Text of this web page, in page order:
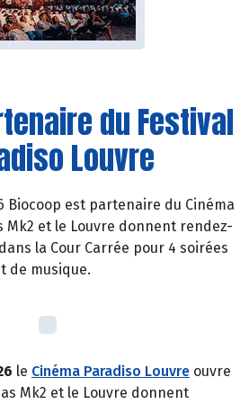
du Festival
Louvre
Biocoop est partenaire du Cinéma
Mk2 et le Louvre donnent rendez-
la Cour Carrée pour 4 soirées
de musique.
le Cinéma Paradiso Louvre ouvre
Mk2 et le Louvre donnent